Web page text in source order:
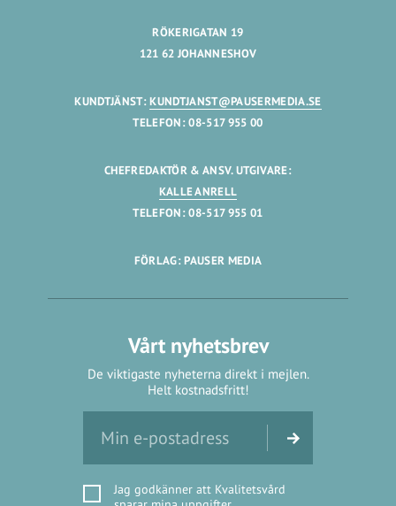
RÖKERIGATAN 19
121 62 JOHANNESHOV
KUNDTJÄNST:KUNDTJANST@PAUSERMEDIA.SE
TELEFON: 08-517 955 00
CHEFREDAKTÖR & ANSV. UTGIVARE:
KALLE ANRELL
TELEFON: 08-517 955 01
FÖRLAG: PAUSER MEDIA
Vårt nyhetsbrev
De viktigaste nyheterna direkt i mejlen.
Helt kostnadsfritt!
Jag godkänner att Kvalitetsvård